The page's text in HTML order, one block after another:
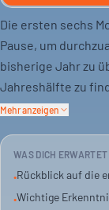
Die ersten sechs
Pause, um
bisherige Jahr zu
Jahreshälfte zu
schaust zurück,
Für die nächsten
Mehr anzeigen
WAS DICH ERWARTET
•Rückblick auf die
•Wichtige